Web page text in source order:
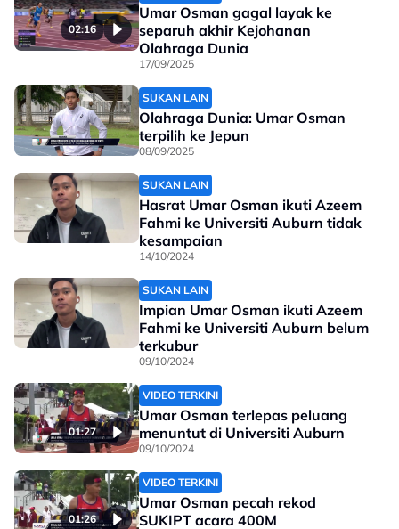
02:16
Umar Osman gagal layak ke
separuh akhir Kejohanan
Olahraga Dunia
17/09/2025
SUKAN LAIN
Olahraga Dunia: Umar Osman
terpilih ke Jepun
08/09/2025
SUKAN LAIN
Hasrat Umar Osman ikuti Azeem
Fahmi ke Universiti Auburn tidak
kesampaian
14/10/2024
SUKAN LAIN
Impian Umar Osman ikuti Azeem
Fahmi ke Universiti Auburn belum
terkubur
09/10/2024
01:27
VIDEO TERKINI
Umar Osman terlepas peluang
menuntut di Universiti Auburn
09/10/2024
01:26
VIDEO TERKINI
Umar Osman pecah rekod
SUKIPT acara 400M